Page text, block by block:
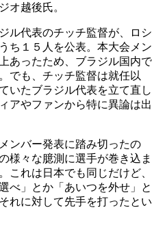
オ越後氏。
ル代表のチッチ監督が、ロシ
ち１５人を公表。本大会メン
あったため、ブラジル国内で
でも、チッチ監督は就任以
いたブラジル代表を立て直し
アやファンから特に異論は出
ンバー発表に踏み切ったの
様々な臆測に選手が巻き込ま
これは日本でも同じだけど、
べ」とか「あいつを外せ」と
れに対して先手を打ったとい